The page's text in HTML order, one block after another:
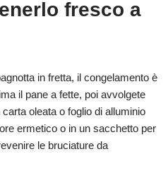
fresco a
in fretta, il congelamento è
il pane a fette, poi avvolgete
oleata o foglio di alluminio
ermetico o in un sacchetto per
le bruciature da